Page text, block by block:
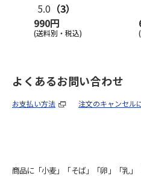
5.0 （3）
990円
(送料別・税込)
よくあるお問い合わせ
お支払い方法 注文のキャンセル
商品に「小麦」「そば」「卵」「乳」